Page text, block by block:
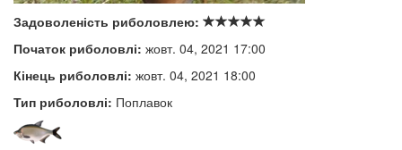
Задоволеність риболовлею:
Початок риболовлі: жовт. 04, 2021 17:00
Кінець риболовлі: жовт. 04, 2021 18:00
Тип риболовлі: Поплавок